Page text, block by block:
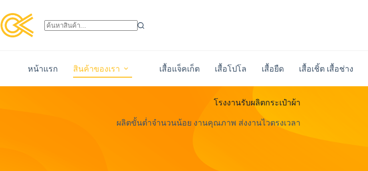
หน้าแรก สินค้าของเรา เสื้อแจ็คเก็ต เสื้อโปโล เสื้อยืด เสื้อเชิ้ต เสื้อช่าง
โรงงานรับผลิตกระเป๋าผ้า
ผลิตขั้นต่ำจำนวนน้อย งานคุณภาพ ส่งงานไวตรงเวลา